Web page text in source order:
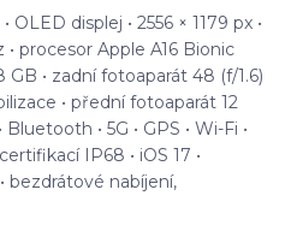
displej • 2556 × 1179 px •
procesor Apple A16 Bionic
GB • zadní fotoaparát 48 (f/1.6)
• přední fotoaparát 12
• 5G • GPS • Wi-Fi •
IP68 • iOS 17 •
bezdrátové nabíjení,